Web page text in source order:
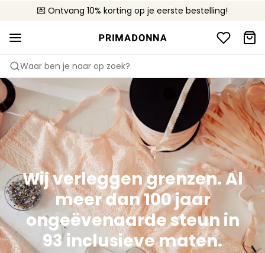
💌 Ontvang 10% korting op je eerste bestelling!
🚚 Gratis bezorging boven €90
📦 Gratis retourneren
Waar ben je naar op zoek?
Wij verleggen grenzen. Al
meer dan 100 jaar
ongeëvenaarde steun in
93 inclusieve maten.